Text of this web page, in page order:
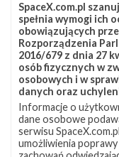
związanych z
informacji nikt z
Kosmosu NASA nie
otrzymanych
naukowców NASA
Planetę.
Do prowadzenia
SpaceX.com.pl
spełnia wymogi ich
obowiązujących
Rozporządzenia
2016/679 z dnia 27
osób fizycznych w
osobowych i w
danych oraz
Informacje o
dane osobowe
serwisu
umożliwienia poprawy